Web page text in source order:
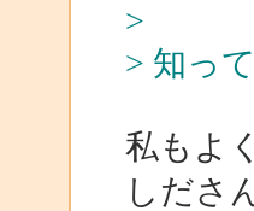
>
> 知っ
私もよ
しださ